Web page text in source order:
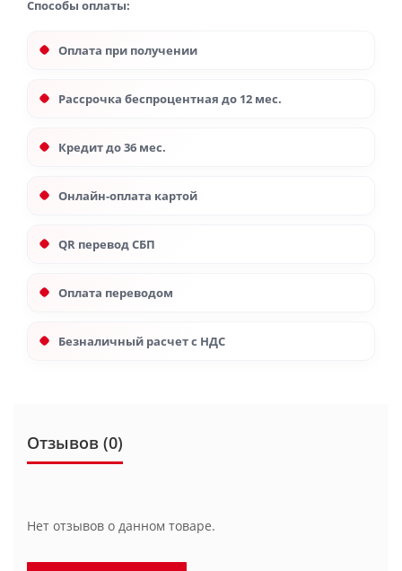
Способы оплаты:
Оплата при получении
Рассрочка беспроцентная до 12 мес.
Кредит до 36 мес.
Онлайн-оплата картой
QR перевод СБП
Оплата переводом
Безналичный расчет с НДС
Отзывов (0)
Нет отзывов о данном товаре.